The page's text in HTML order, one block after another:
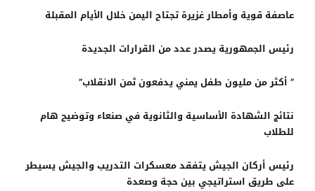
عاصفة قوية وأمطار غزيرة تجتاح اليمن خلال الأيام المقبلة
رئيس الجمهورية يصدر عدد من القرارات الجديدة
” أكثر من مليون طفل يمني يدفعون ثمن الانقلاب”
نتائج الشهادة الأساسية والثانوية في صنعاء وتوضيح هام
للطلاب
رئيس أركان الجيش يتفقد معسكرات التدريب والجيش يسيطر
على طريق استراتيجي بين حجة وصعدة